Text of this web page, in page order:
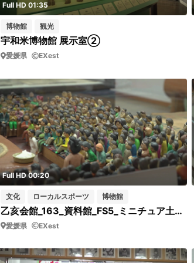
Full HD 01:35
博物館 観光
宇和米博物館 展示室②
愛媛県 EXest
Full HD 00:20
文化 ローカルスポーツ 博物館
乙亥会館_163_資料館_FS5_ミニチュア土俵_アップ
愛媛県 EXest